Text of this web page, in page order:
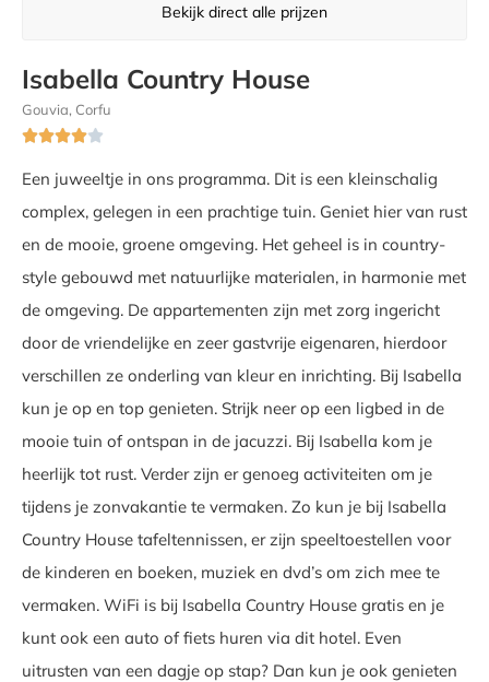
Bekijk direct alle prijzen
Isabella Country House
Gouvia, Corfu

Een juweeltje in ons programma. Dit is een kleinschalig
complex, gelegen in een prachtige tuin. Geniet hier van rust
en de mooie, groene omgeving. Het geheel is in country-
style gebouwd met natuurlijke materialen, in harmonie met
de omgeving. De appartementen zijn met zorg ingericht
door de vriendelijke en zeer gastvrije eigenaren, hierdoor
verschillen ze onderling van kleur en inrichting. Bij Isabella
kun je op en top genieten. Strijk neer op een ligbed in de
mooie tuin of ontspan in de jacuzzi. Bij Isabella kom je
heerlijk tot rust. Verder zijn er genoeg activiteiten om je
tijdens je zonvakantie te vermaken. Zo kun je bij Isabella
Country House tafeltennissen, er zijn speeltoestellen voor
de kinderen en boeken, muziek en dvd’s om zich mee te
vermaken. WiFi is bij Isabella Country House gratis en je
kunt ook een auto of fiets huren via dit hotel. Even
uitrusten van een dagje op stap? Dan kun je ook genieten